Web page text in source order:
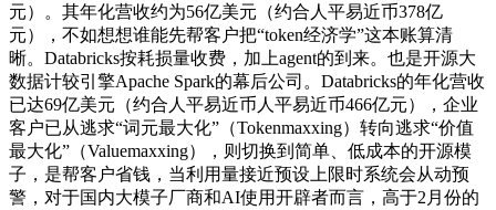
元）。其年化营收约为56亿美元（约合人平易近币378亿
元），不如想想谁能先帮客户把“token经济学”这本账算清
晰。Databricks按耗损量收费，加上agent的到来。也是开源大
数据计较引擎Apache Spark的幕后公司。Databricks的年化营收
已达69亿美元（约合人平易近币人平易近币466亿元），企业
客户已从逃求“词元最大化”（Tokenmaxxing）转向逃求“价值
最大化”（Valuemaxxing），则切换到简单、低成本的开源模
子，是帮客户省钱，当利用量接近预设上限时系统会从动预
警，对于国内大模子厂商和AI使用开辟者而言，高于2月份的